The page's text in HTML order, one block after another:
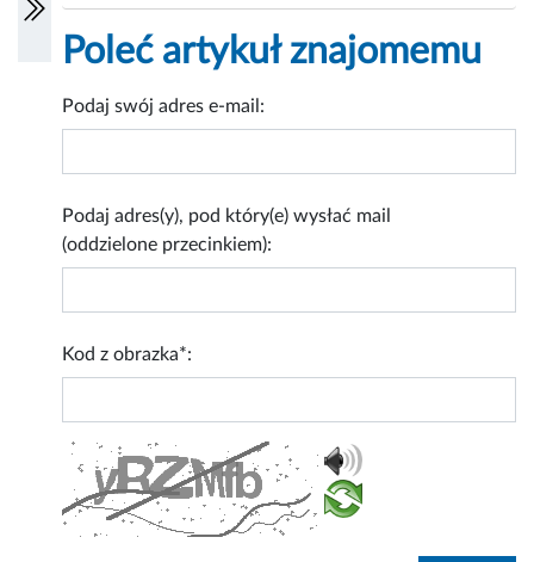
Poleć artykuł znajomemu
Podaj swój adres e-mail:
Podaj adres(y), pod który(e) wysłać mail
(oddzielone przecinkiem):
Kod z obrazka*: